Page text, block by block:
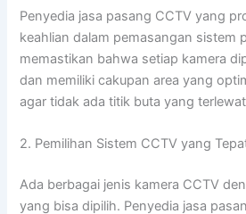
Penyedia jasa pasang CCTV yang
keahlian dalam pemasangan sistem
memastikan bahwa setiap kamera
dan memiliki cakupan area yang
agar tidak ada titik buta yang
2. Pemilihan Sistem CCTV yang
Ada berbagai jenis kamera CCTV
yang bisa dipilih. Penyedia jasa